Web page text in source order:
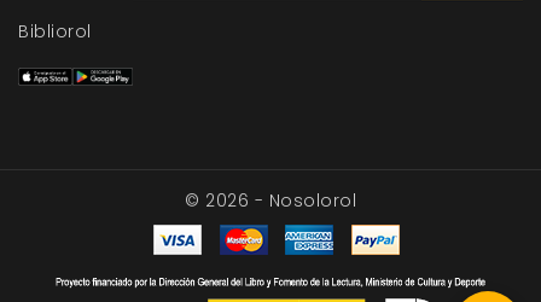
Bibliorol
© 2026 - Nosolorol